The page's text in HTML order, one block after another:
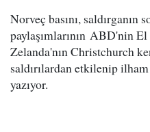
Norveç basını, saldırganın
paylaşımlarının ABD'nin
Zelanda'nın Christchurch
saldırılardan etkilenip ilham
yazıyor.